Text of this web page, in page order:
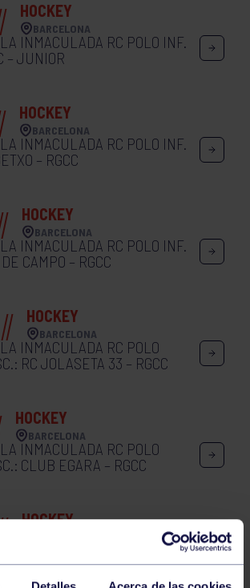
HOCKEY
BARCELONA
INMACULADA RC POLO INF.
– JUNIOR
HOCKEY
BARCELONA
INMACULADA RC POLO INF.
– RGCC
HOCKEY
BARCELONA
INMACULADA RC POLO INF.
CAMPO – RGCC
HOCKEY
BARCELONA
INMACULADA RC POLO
RC JOLASETA 33 – RGCC
HOCKEY
BARCELONA
INMACULADA RC POLO
CLUB EGARA – RGCC
HOCKEY
INMACULADA RC POLO
CLUB DE CAMPO – RGCC